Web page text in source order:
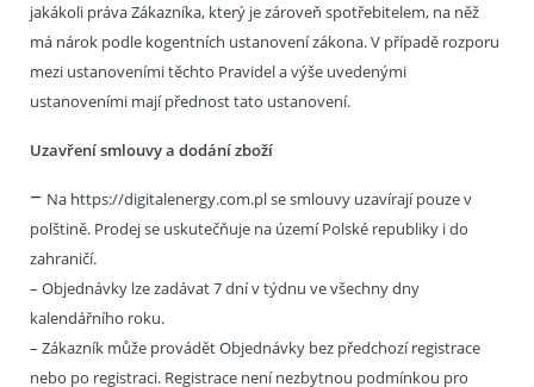
jakákoli práva Zákazníka, který je zároveň spotřebitelem, na něž
má nárok podle kogentních ustanovení zákona. V případě rozporu
mezi ustanoveními těchto Pravidel a výše uvedenými
ustanoveními mají přednost tato ustanovení.
Uzavření smlouvy a dodání zboží
– Na https://digitalenergy.com.pl se smlouvy uzavírají pouze v
polštině. Prodej se uskutečňuje na území Polské republiky i do
zahraničí.
– Objednávky lze zadávat 7 dní v týdnu ve všechny dny
kalendářního roku.
– Zákazník může provádět Objednávky bez předchozí registrace
nebo po registraci. Registrace není nezbytnou podmínkou pro